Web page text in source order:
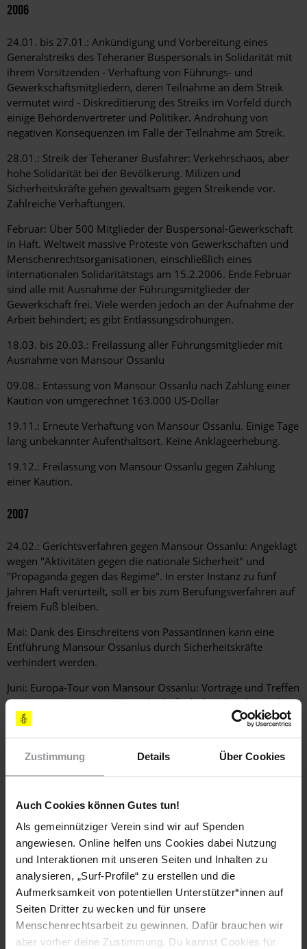
Zustimmung Details Über Cookies
Auch Cookies können Gutes tun!
Als gemeinnütziger Verein sind wir auf Spenden
angewiesen. Online helfen uns Cookies dabei Nutzung
und Interaktionen mit unseren Seiten und Inhalten zu
analysieren, „Surf-Profile“ zu erstellen und die
Aufmerksamkeit von potentiellen Unterstützer*innen auf
Seiten Dritter zu wecken und für unsere
Menschenrechtsarbeit zu gewinnen. Dafür brauchen wir
aber vorher deine Zustimmung. Du kannst Cookies für
2006
24.01. bis 27.01.: Ankündigung und Vorbereitung eines
Generalstreiks des Teheraner Buspersonals in Solidarität mit
ihrem Vorsitzenden - Verhaftung von Führungs- und
Gewerkschaftsmitgliedern, deren Teilnahme an dem Streik
vermutet wird - Diskreditierung des Streiks im Vorfeld durch
einige Behördenvertreter und Politiker. Androhung von
negativen Konsequenzen im Falle der Teilnahme am Streik.
28.01.: Streik der Teheraner Busfahrer: Verkehrschaos, aber
hohe Solidarität bei der Bevölkerung. Milizen und
Sicherheitskräfte gehen gewaltsam gegen Streikende vor.
Zahlreiche Verhaftungen.
Februar: Über 500 Mitglieder der Buspersonal-Gewerkschaft
in Haft. Weltweit massive Proteste von Gewerkschaften und
Menschenrechtsorganisationen, einschließlich eines
internationalen Solidaritätstags am 15.2.2006. Ende Februar
sind alle mit Ausnahme der Führungsmitglieder der
Gewerkschaft frei. Viele werden jedoch an der Aufnahme der
Arbeit behindert; es gibt Entlassungsdrohungen.
18.03. bis 20.03.: Freilassung aller Führungsmitglieder mit
Ausnahme von Mansour Ossanlu
09.08.: Entassung von Mansour Ossanlu nach Zahlung einer
Kaution von umgerechnet 163.000 US-Dollar
19.11.: Erneute Verhaftung von Mansour Ossanlu. Einige Tage
lang unbekannter Aufenthaltsort. Keine Anklageerhebung.
19.12.: Freilassung von Mansour Ossanlu gegen Zahlung
einer Kaution.
2007
24.02.: Gerichtsverfahren gegen Mansour Ossanlu: Angeklagt
wegen "Aktivitäten gegen die nationale Sicherheit" und
"Propaganda gegen das Regime". In erster Instanz zu fünf
Jahren Haft verurteilt, soll er bis zum Berufungsverfahren auf
freiem Fuß bleiben.
Mai: Dank des Einschreitens von PassantInnen kann eine
Entführung Mansour Ossanlus durch Sicherheitskräfte
verhindert werden.
Juni: Europa-Tour von Mansour Ossanlu: Vorträge und Treffen
mit VertreterInnen von Gewerkschaftsdachverbänden und
Fachgewerkschaften sowie Amnesty
Ossanlus
und Mahmoud Salehi. Zahlreiche Kundgebungen weltweit. Bei
Führungsmitglieder seiner Gewerkschaft verhaftet.
15.09.: Weiterer Solidaritätstag für Mansour Ossanlu und
inhaftierte iranische GewerkschafterInnen
09.10.: Verbot für eine indonesische
Gewerkschaftsdelegation, Mansour Ossanlu im Gefängnis zu
besuchen.